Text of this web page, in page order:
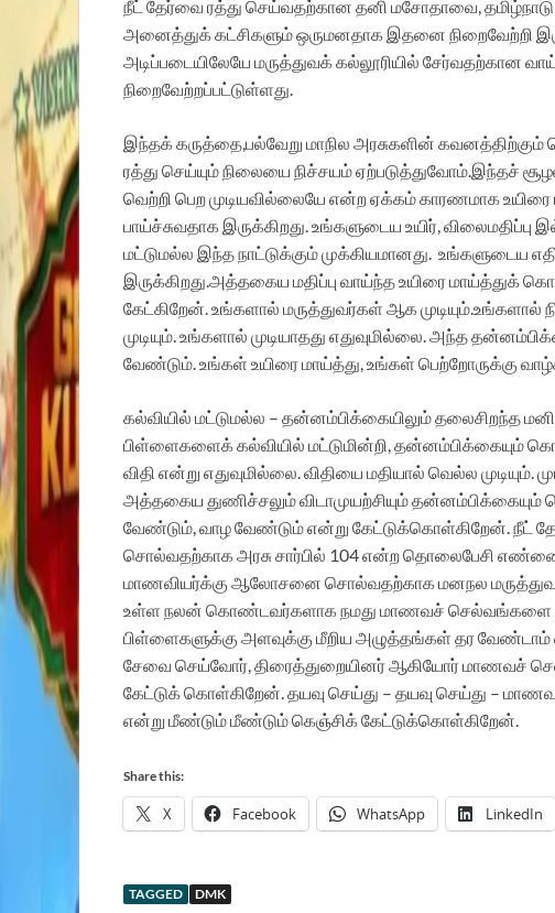
நீட் தேர்வை ரத்து செய்வதற்கான தனி மசோதாவை,
அனைத்துக்கட்சிகளும் ஒருமனதாக இதனை நிறைவேற்றி
அடிப்படையிலேயே மருத்துவக் கல்லூரியில் சேர்வதற்கான
நிறைவேற்றப்பட்டுள்ளது.
இந்தக் கருத்தை,பல்வேறு மாநில அரசுகளின்
ரத்து செய்யும் நிலையை நிச்சயம் ஏற்படுத்துவோம்.இந்தச்
வெற்றி பெற முடியவில்லையே என்ற ஏக்கம் காரணமாக
பாய்ச்சுவதாக இருக்கிறது.உங்களுடைய உயிர், விலைமதிப்பு
மட்டுமல்ல இந்த நாட்டுக்கும் முக்கியமானது. உங்களுடைய
இருக்கிறது.அத்தகைய மதிப்பு வாய்ந்த உயிரை மாய்த்துக்
கேட்கிறேன்.உங்களால் மருத்துவர்கள் ஆக முடியும்.உங்களால்
முடியும்.உங்களால் முடியாதது எதுவுமில்லை.அந்த
வேண்டும்.உங்கள் உயிரை மாய்த்து, உங்கள் பெற்றோருக்கு
கல்வியில் மட்டுமல்ல – தன்னம்பிக்கையிலும் தலைசிறந்த
பிள்ளைகளைக் கல்வியில் மட்டுமின்றி, தன்னம்பிக்கையும்
விதி என்று எதுவுமில்லை.விதியை மதியால் வெல்ல முடியும்.
அத்தகைய துணிச்சலும் விடாமுயற்சியும்
வேண்டும், வாழ வேண்டும் என்று கேட்டுக்கொள்கிறேன்.நீட்
சொல்வதற்காக அரசு சார்பில் 104 என்ற தொலைபேசி
மாணவியர்க்கு ஆலோசனை சொல்வதற்காக மனநல
உள்ள நலன் கொண்டவர்களாக நமது மாணவச் செல்வங்களை
பிள்ளைகளுக்கு அளவுக்கு மீறிய அழுத்தங்கள் தர
சேவை செய்வோர், திரைத்துறையினர் ஆகியோர் மாணவச்
கேட்டுக் கொள்கிறேன்.தயவு செய்து – தயவு செய்து –
என்று மீண்டும் மீண்டும் கெஞ்சிக் கேட்டுக்கொள்கிறேன்.
Share this:
X Facebook WhatsApp LinkedIn
TAGGED DMK